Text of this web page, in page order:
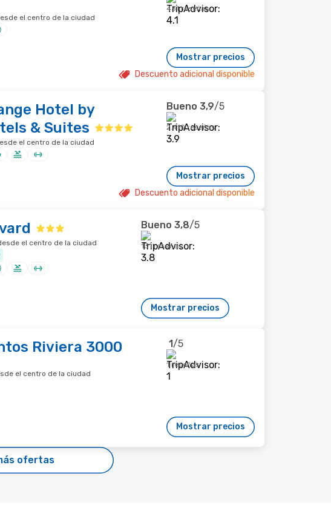
el centro de la ciudad
431 reseñas
Mostrar precios
Descuento adicional disponible
Hotel by
& Suites
el centro de la ciudad
Bueno 3,9/5
2.410 reseñas
Mostrar precios
Descuento adicional disponible
el centro de la ciudad
Bueno 3,8/5
131 reseñas
Mostrar precios
Riviera 3000
el centro de la ciudad
1/5
1 reseñas
Mostrar precios
ofertas